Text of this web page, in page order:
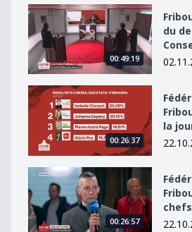
Fribourg : grand débat du
00:49:19
du
Fédérales 2023 / Fribourg / Le
00:26:37
la
Fédérales 2023 / Fribourg /
00:26:57
chefs